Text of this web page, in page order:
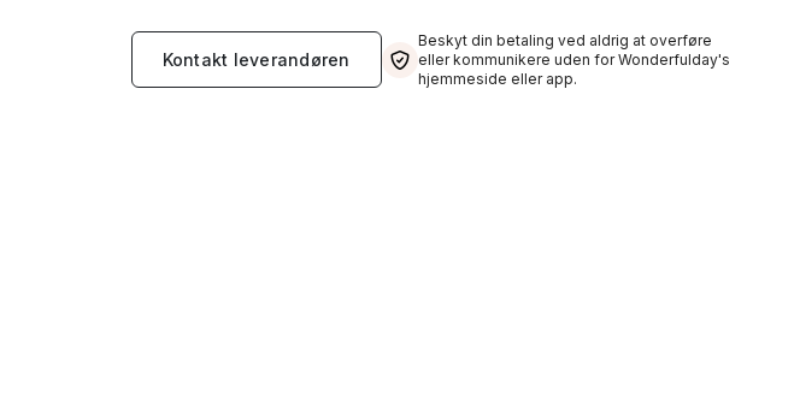
Kontakt leverandøren
Beskyt din betaling ved aldrig at overføre
eller kommunikere uden for Wonderfulday's
hjemmeside eller app.